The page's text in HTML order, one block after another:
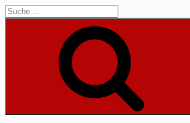
Skip
to
Suche